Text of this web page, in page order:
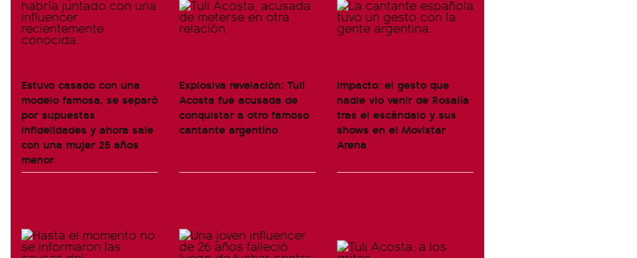
Estuvo casado con una
modelo famosa, se separó
por supuestas
infidelidades y ahora sale
con una mujer 25 años
menor
Explosiva revelación: Tuli
Acosta fue acusada de
conquistar a otro famoso
cantante argentino
Impacto: el gesto que
nadie vio venir de Rosalía
tras el escándalo y sus
shows en el Movistar
Arena